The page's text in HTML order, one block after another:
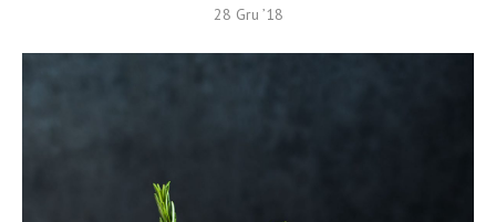
28 Gru ’18